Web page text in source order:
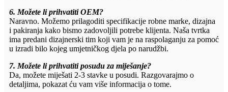
6. Možete li prihvatiti OEM?
Naravno. Možemo prilagoditi specifikacije robne marke, dizajna
i pakiranja kako bismo zadovoljili potrebe klijenta. Naša tvrtka
ima predani dizajnerski tim koji vam je na raspolaganju za pomoć
u izradi bilo kojeg umjetničkog djela po narudžbi.
7. Možete li prihvatiti posudu za miješanje?
Da, možete miješati 2-3 stavke u posudi. Razgovarajmo o
detaljima, pokazat ću vam više informacija o tome.